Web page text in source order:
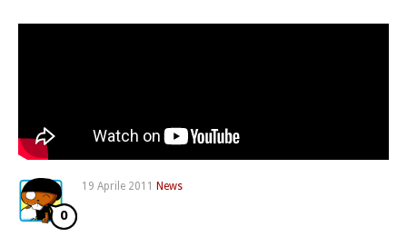
19 Aprile 2011 News
0